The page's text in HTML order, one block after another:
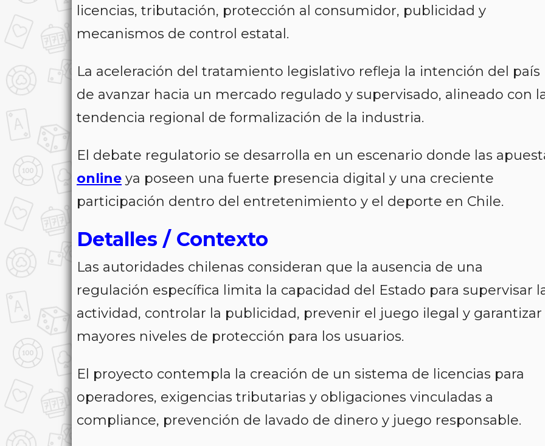
licencias, tributación, protección al consumidor, publicidad y
mecanismos de control estatal.
La aceleración del tratamiento legislativo refleja la intención del país
de avanzar hacia un mercado regulado y supervisado, alineado con
tendencia regional de formalización de la industria.
El debate regulatorio se desarrolla en un escenario donde las
online ya poseen una fuerte presencia digital y una creciente
participación dentro del entretenimiento y el deporte en Chile.
Detalles / Contexto
Las autoridades chilenas consideran que la ausencia de una
regulación específica limita la capacidad del Estado para supervisar
actividad, controlar la publicidad, prevenir el juego ilegal y garantizar
mayores niveles de protección para los usuarios.
El proyecto contempla la creación de un sistema de licencias para
operadores, exigencias tributarias y obligaciones vinculadas a
compliance, prevención de lavado de dinero y juego responsable.